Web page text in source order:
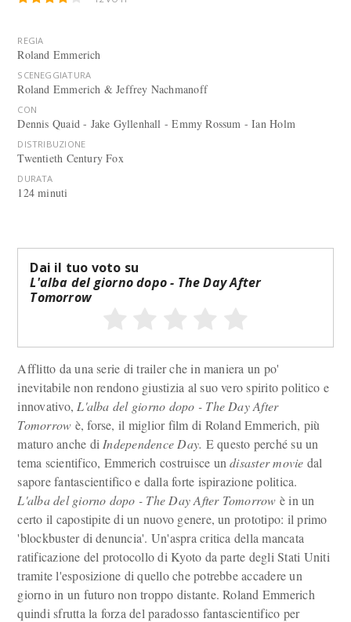
REGIA
Roland Emmerich
SCENEGGIATURA
Roland Emmerich & Jeffrey Nachmanoff
CON
Dennis Quaid - Jake Gyllenhall - Emmy Rossum - Ian Holm
DISTRIBUZIONE
Twentieth Century Fox
DURATA
124 minuti
Dai il tuo voto su
L'alba del giorno dopo - The Day After
Tomorrow
Afflitto da una serie di trailer che in maniera un po'
inevitabile non rendono giustizia al suo vero spirito politico e
innovativo, L'alba del giorno dopo - The Day After
Tomorrow è, forse, il miglior film di Roland Emmerich, più
maturo anche di Independence Day. E questo perché su un
tema scientifico, Emmerich costruisce undisaster movie dal
sapore fantascientifico e dalla forte ispirazione politica.
L'alba del giorno dopo - The Day After Tomorrow è in un
certo il capostipite di un nuovo genere, un prototipo: il primo
'blockbuster di denuncia'. Un'aspra critica della mancata
ratificazione del protocollo di Kyoto da parte degli Stati Uniti
tramite l'esposizione di quello che potrebbe accadere un
giorno in un futuro non troppo distante. Roland Emmerich
quindi sfrutta la forza del paradosso fantascientifico per